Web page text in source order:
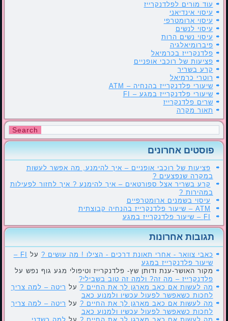
עוד מורים לפלדנקרייז
עיסוי אינדיאני
עיסוי ארומטרפי
עיסוי לנשים
עיסוי נשים הרות
פיברומיאלגיה
פלדנקרייז בכרמיאל
פציעות של רוכבי אופניים
קרע בשריר
רוטרי כרמיאל
שיעורי פלדנקרייז בהנחיה – ATM
שיעורי פלדנקרייז במגע – FI
שרים פלדנקרייז
תאור מקרה
פוסטים אחרונים
פציעות של רוכבי אופניים – איך להימנע, מה אפשר לעשות
במקרה שנפצעים ?
קרע בשריר אצל ספורטאים – איך להימנע ? איך לחזור לפעילות
במהירות ?
עיסוי בשמנים ארומטרפיים
ATM – שיעור פלדנקרייז בהנחיה קבוצתית
FI – שיעור פלדנקרייז במגע
תגובות אחרונות
כאבי צוואר - אחרי תאונת דרכים - הצילו ! מה עושים ? על
FI –
שיעור פלדנקרייז במגע
מקור האושר-ענת ודותן שץ- פלדנקרייז וטיפולי מגע גוף נפש על
פלדנקרייז – מה זה? ולמה זה טוב בשבילי?
מה לעשות אם כאב מארגן לך את החיים ? על ריטה – למה צריך
לחכות כשאפשר לפעול עכשיו ולמנוע כאב
מה לעשות אם כאב מארגן לך את החיים ? על ריטה – למה צריך
לחכות כשאפשר לפעול עכשיו ולמנוע כאב